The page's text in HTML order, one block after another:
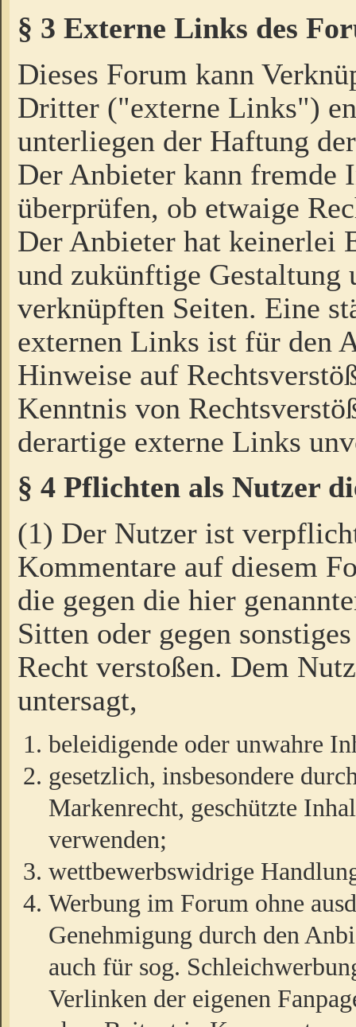
§ 3 Externe Links des
Dieses Forum kann
Dritter ("externe Links")
unterliegen der Haftung
Der Anbieter kann fremde
überprüfen, ob etwaige
Der Anbieter hat keinerlei
und zukünftige Gestaltung
verknüpften Seiten. Eine
externen Links ist für den
Hinweise auf
Kenntnis von
derartige externe Links
§ 4 Pflichten als Nutzer
(1) Der Nutzer ist
Kommentare auf diesem
die gegen die hier
Sitten oder gegen
Recht verstoßen. Dem
untersagt,
beleidigende oder unwahre
gesetzlich, insbesondere
Markenrecht, geschützte
verwenden;
wettbewerbswidrige
Werbung im Forum ohne
Genehmigung durch den
auch für sog.
Verlinken der eigenen